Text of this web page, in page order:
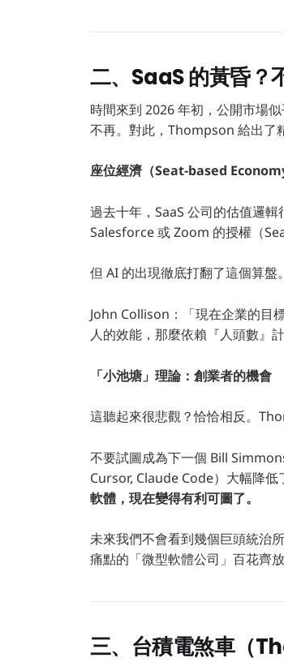
二、SaaS 的黃昏？
時間來到 2026 年初，公開市場
不再。對此，Thompson 給出了
座位經濟（Seat-based
過去十年，SaaS 公司的估值邏
Salesforce 或 Zoom 的授權（
但 AI 的出現徹底打翻了這個算盤。
John Collison：「現在企業的目
人的效能，那麼依賴『人頭數』
「小池塘」理論：創業者的機會
這聽起來很悲觀？恰恰相反。
不要試圖成為下一個 Bill
Cursor, Claude Code）大幅降低
軟體，現在變得有利可圖了。
未來我們不會看到幾個巨頭統治
痛點的「微型軟體公司」百花齊
三、台積電煞車（